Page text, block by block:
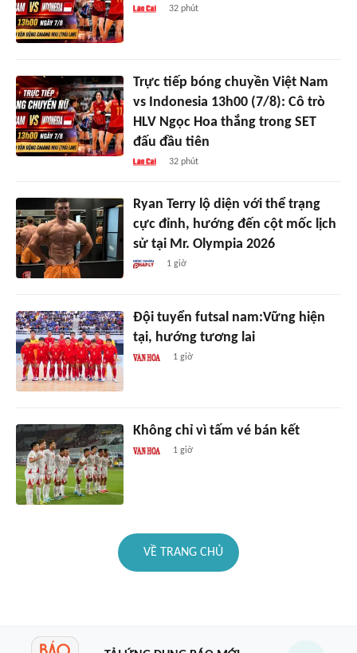
32 phút
Trực tiếp bóng chuyền Việt Nam
vs Indonesia 13h00 (7/8): Cô trò
HLV Ngọc Hoa thắng trong SET
đấu đầu tiên
32 phút
Ryan Terry lộ diện với thể trạng
cực đỉnh, hướng đến cột mốc lịch
sử tại Mr. Olympia 2026
1 giờ
Đội tuyển futsal nam:Vững hiện
tại, hướng tương lai
1 giờ
Không chỉ vì tấm vé bán kết
1 giờ
VỀ TRANG CHỦ